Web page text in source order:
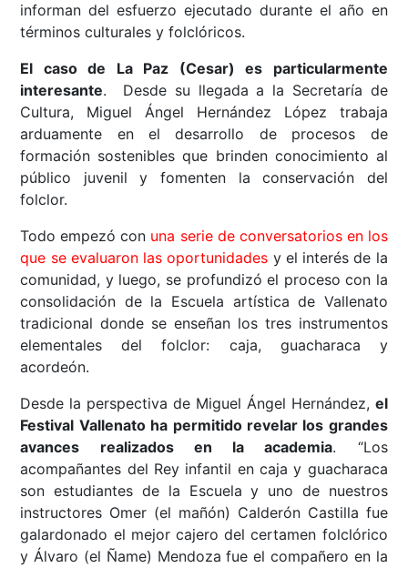
informan del esfuerzo ejecutado durante el año en
términos culturales y folclóricos.
El caso de La Paz (Cesar) es particularmente
interesante. Desde su llegada a la Secretaría de
Cultura, Miguel Ángel Hernández López trabaja
arduamente en el desarrollo de procesos de
formación sostenibles que brinden conocimiento al
público juvenil y fomenten la conservación del
folclor.
Todo empezó con una serie de conversatorios en los
que se evaluaron las oportunidades y el interés de la
comunidad, y luego, se profundizó el proceso con la
consolidación de la Escuela artística de Vallenato
tradicional donde se enseñan los tres instrumentos
elementales del folclor: caja, guacharaca y
acordeón.
Desde la perspectiva de Miguel Ángel Hernández, el
Festival Vallenato ha permitido revelar los grandes
avances realizados en la academia. “Los
acompañantes del Rey infantil en caja y guacharaca
son estudiantes de la Escuela y uno de nuestros
instructores Omer (el mañón) Calderón Castilla fue
galardonado el mejor cajero del certamen folclórico
y Álvaro (el Ñame) Mendoza fue el compañero en la